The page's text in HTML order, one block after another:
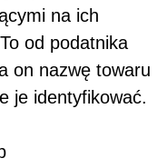
na ich
od podatnika
on nazwę towaru
je identyfikować.